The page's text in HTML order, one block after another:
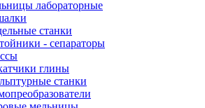
лабораторные
станки
- сепараторы
глины
станки